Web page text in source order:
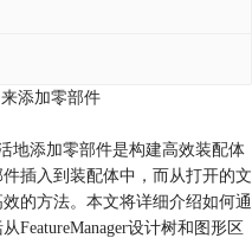
添加零部件
添加零部件是构建高效装配体
插入到装配体中，而从打开的文
的方法。本文将详细介绍如何通
FeatureManager设计树和图形区